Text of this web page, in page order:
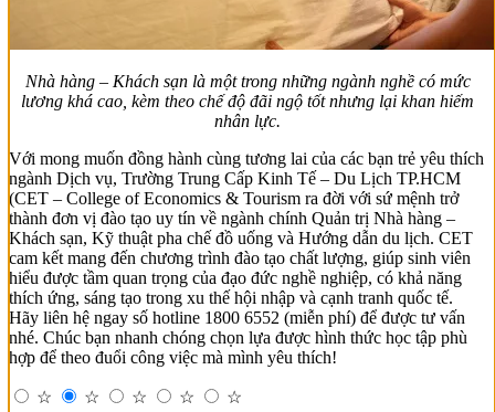
Nhà hàng – Khách sạn là một trong những ngành nghề có mức
lương khá cao, kèm theo chế độ đãi ngộ tốt nhưng lại khan hiếm
nhân lực.
Với mong muốn đồng hành cùng tương lai của các bạn trẻ yêu thích
ngành Dịch vụ, Trường Trung Cấp Kinh Tế – Du Lịch TP.HCM
(CET – College of Economics & Tourism ra đời với sứ mệnh trở
thành đơn vị đào tạo uy tín về ngành chính Quản trị Nhà hàng –
Khách sạn, Kỹ thuật pha chế đồ uống và Hướng dẫn du lịch. CET
cam kết mang đến chương trình đào tạo chất lượng, giúp sinh viên
hiểu được tầm quan trọng của đạo đức nghề nghiệp, có khả năng
thích ứng, sáng tạo trong xu thế hội nhập và cạnh tranh quốc tế.
Hãy liên hệ ngay số hotline 1800 6552 (miễn phí) để được tư vấn
nhé. Chúc bạn nhanh chóng chọn lựa được hình thức học tập phù
hợp để theo đuổi công việc mà mình yêu thích!
☆ ☆ ☆ ☆
☆